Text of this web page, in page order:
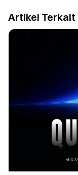
Artikel Terkait